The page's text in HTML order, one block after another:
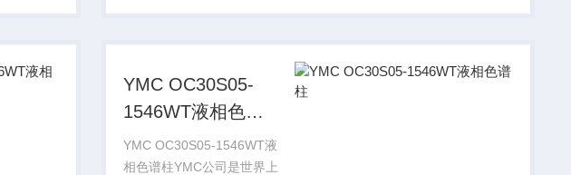
著名的色谱仪厂商如
YMC OC30S05-
1546WT液相色谱
柱
YMC OC30S05-1546WT液
相色谱柱YMC公司是世界上